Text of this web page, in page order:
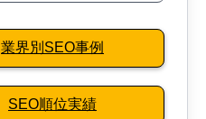
業界別SEO事例
SEO順位実績